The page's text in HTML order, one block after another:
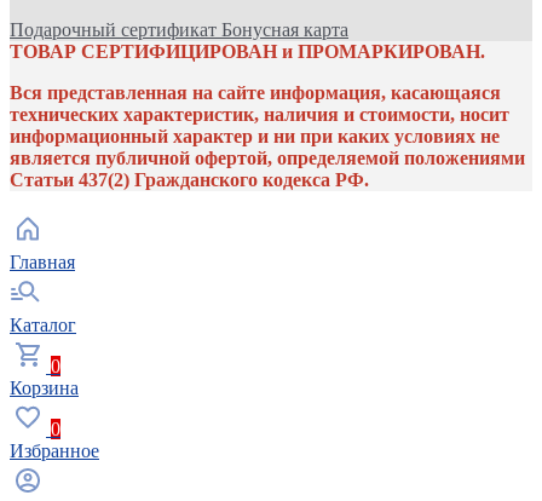
Подарочный сертификат Бонусная карта
ТОВАР СЕРТИФИЦИРОВАН и ПРОМАРКИРОВАН.
Вся представленная на сайте информация, касающаяся
технических характеристик, наличия и стоимости, носит
информационный характер и ни при каких условиях не
является публичной офертой, определяемой положениями
Статьи 437(2) Гражданского кодекса РФ.
Главная
Каталог
0
Корзина
0
Избранное